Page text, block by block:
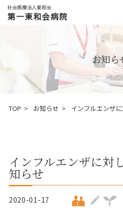
社会医療法人東和会
第一東和会病院
お知ら
TOP お知らせ インフルエンザ
インフルエンザに対
知らせ
2020-01-17